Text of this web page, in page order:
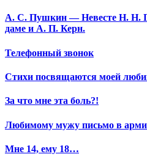
А. С. Пушкин — Невесте Н. Н.
даме и А. П. Керн.
Телефонный звонок
Стихи посвящаются моей
За что мне эта боль?!
Любимому мужу письмо в
Мне 14, ему 18…